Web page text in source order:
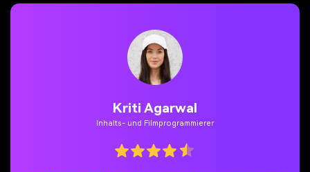
Kriti Agarwal
Inhalts- und Filmprogrammierer